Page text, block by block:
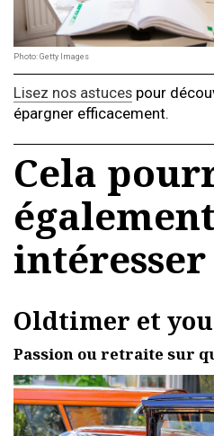
Photo: Getty Images
Lisez nos astuces pour
épargner efficacement.
Cela
intéresser
Oldtimer et
Passion ou retraite sur